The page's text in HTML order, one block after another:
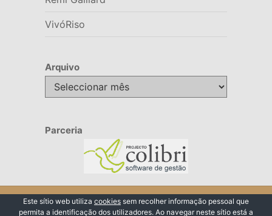
VivóRiso
Arquivo
Arquivo
Parceria
© 2026 VivóRiso
Este sítio web utiliza cookies sem recolher informação pessoal que
permita a identificação dos utilizadores. Ao navegar neste sítio está a